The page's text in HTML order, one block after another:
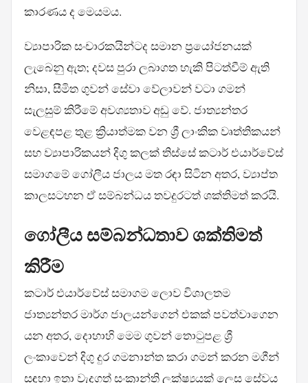
කාරණය ද මෙයමය.
ව්‍යාපාරික සංචාරකයින්ටද සමාන ප්‍රයෝජනයක්
ලැබෙනු ඇත; දවස පුරා ලබාගත හැකි පිටත්වීම් ඇති
නිසා, සීමිත ගුවන් සේවා වේලාවන් වටා ගමන්
සැලසුම් කිරීමේ අවශ්‍යතාව අඩු වේ. ජාත්‍යන්තර
වෙළඳපළ තුළ ක්‍රියාත්මක වන ශ්‍රී ලාංකික වෘත්තිකයන්
සහ ව්‍යාපාරිකයන් දිගු කලක් තිස්සේ කටාර් එයාර්වේස්
සමාගමේ ගෝලීය ජාලය මත රඳා සිටින අතර, ව්‍යාප්ත
කාලසටහන ඒ සම්බන්ධය තවදුරටත් ශක්තිමත් කරයි.
ගෝලීය සම්බන්ධතාව ශක්තිමත්
කිරීම
කටාර් එයාර්වේස් සමාගම ලොව විශාලතම
ජාත්‍යන්තර මාර්ග ජාලයන්ගෙන් එකක් පවත්වාගෙන
යන අතර, දොහාහි මෙම ගුවන් තොටුපළ ශ්‍රී
ලංකාවෙන් දිගු දුර ගමනාන්ත කරා ගමන් කරන මගීන්
සඳහා ඉතා වැදගත් සංක්‍රාන්ති ලක්ෂ්‍යයක් ලෙස සේවය